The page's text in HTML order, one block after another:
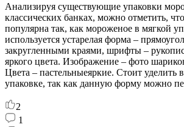
Анализируя существующие упаковки
классических банках, можно отметить,
популярна так, как мороженое в мягкой
используется устарелая форма –
закругленными краями, шрифты –
яркого цвета. Изображение – фото
Цвета – пастельныеяркие. Стоит уделить
упаковке, так как данную форму можно
2
1